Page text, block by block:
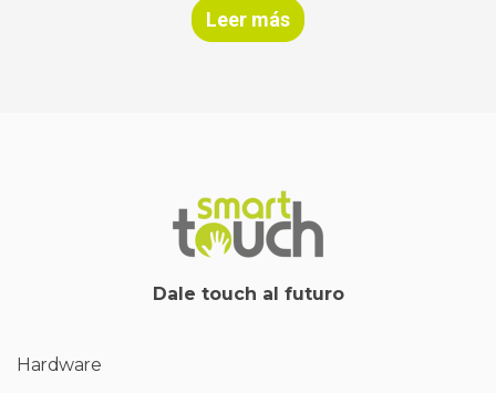
Leer más
Dale touch al futuro
Hardware